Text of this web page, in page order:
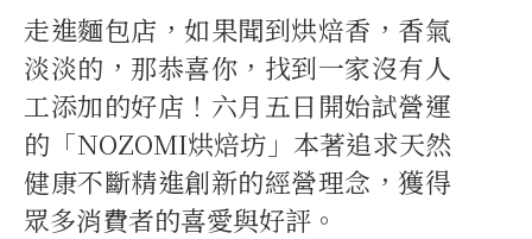
走進麵包店，如果聞到烘焙香，香氣
淡淡的，那恭喜你，找到一家沒有人
工添加的好店！六月五日開始試營運
的「NOZOMI烘焙坊」本著追求天然
健康不斷精進創新的經營理念，獲得
眾多消費者的喜愛與好評。